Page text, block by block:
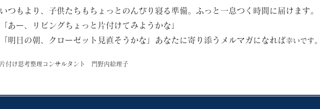
いつもより、子供たちもちょっとのんびり寝る準備。ふっと一息つく時間に届けます。
「あー、リビングちょっと片付けてみようかな」
「明日の朝、クローゼット見直そうかな」
あなたに寄り添うメルマガになれば幸いです
片付け思考整理コンサルタント 門野内絵理子